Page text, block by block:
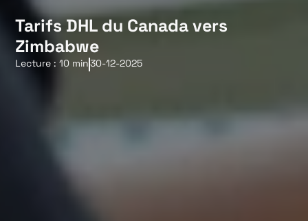
Tarifs DHL du Canada vers
Zimbabwe
Lecture : 10 min30-12-2025